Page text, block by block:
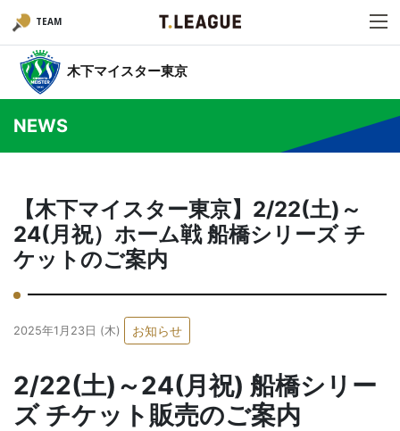
TEAM
木下マイスター東京
NEWS
【木下マイスター東京】2/22(土)～
24(月祝）ホーム戦 船橋シリーズ チ
ケットのご案内
2025年1月23日 (木) お知らせ
2/22(土)～24(月祝) 船橋シリー
ズ チケット販売のご案内